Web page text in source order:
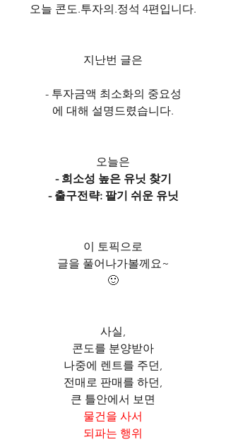
오늘 콘도.투자의.정석 4편입니다.
지난번 글은
- 투자금액 최소화의 중요성
에 대해 설명드렸습니다.
오늘은
- 희소성 높은 유닛 찾기
- 출구전략: 팔기 쉬운 유닛
이 토픽으로
글을 풀어나가볼께요~
🙂
사실,
콘도를 분양받아
나중에 렌트를 주던,
전매로 판매를 하던,
큰 틀안에서 보면
물건을 사서
되파는 행위